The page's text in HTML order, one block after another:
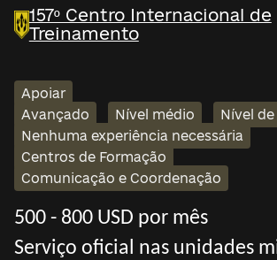
157º Centro Internacional de
Treinamento
Apoiar
Avançado
Nível médio
Nível
Nenhuma experiência necessária
Centros de Formação
Comunicação e Coordenação
500 - 800 USD por mês
Serviço oficial nas unidades